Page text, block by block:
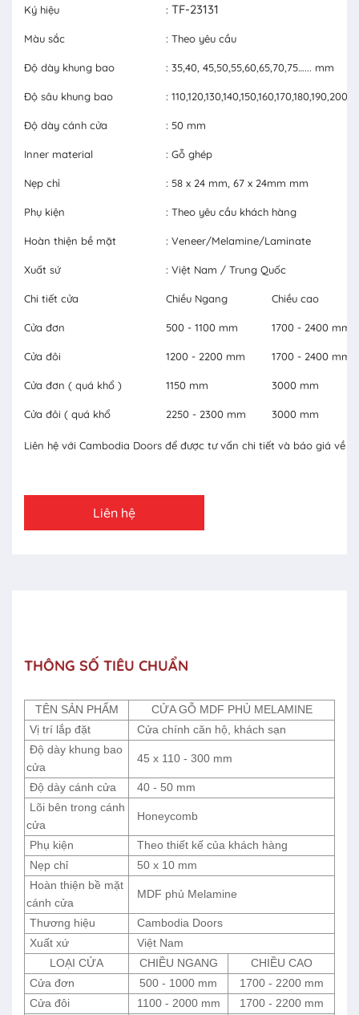
Ký hiệu : TF-23131
Màu sắc : Theo yêu cầu
Độ dày khung bao : 35,40, 45,50,55,60,65,70,75…... mm
Độ sâu khung bao :
Độ dày cánh cửa : 50 mm
Inner material : Gỗ ghép
Nẹp chỉ : 58 x 24 mm, 67 x 24mm mm
Phụ kiện : Theo yêu cầu khách hàng
Hoàn thiện bề mặt : Veneer/Melamine/Laminate
Xuất sứ : Việt Nam / Trung Quốc
Chi tiết cửa Chiều Ngang Chiều cao
Cửa đơn 500 - 1100 mm 1700 - 2400 mm
Cửa đôi 1200 - 2200 mm 1700 - 2400 mm
Cửa đơn ( quá khổ ) 1150 mm 3000 mm
Cửa đôi ( quá khổ 2250 - 2300 mm 3000 mm
Liên hệ với Cambodia Doors để được tư vấn chi tiết và báo giá về
Liên hệ
THÔNG SỐ TIÊU CHUẨN
TÊN SẢN PHẨM
CỬA GỖ MDF PHỦ MELAMINE
Vị trí lắp đặt
Cửa chính căn hộ, khách sạn
Độ dày khung bao
cửa
45 x 110 - 300 mm
Độ dày cánh cửa
40 - 50 mm
Lõi bên trong cánh
cửa
Honeycomb
Phụ kiện
Theo thiết kế của khách hàng
Nẹp chỉ
50 x 10 mm
Hoàn thiện bề mặt
cánh cửa
MDF phủ Melamine
Thương hiệu
Cambodia Doors
Xuất xứ
Việt Nam
LOẠI CỬA
CHIỀU NGANG
CHIỀU CAO
Cửa đơn
500 - 1000 mm
1700 - 2200 mm
Cửa đôi
1100 - 2000 mm
1700 - 2200 mm